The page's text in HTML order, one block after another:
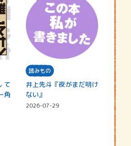
て
角
読みもの
井上先斗『夜がまだ明け
ない』
2026-07-29